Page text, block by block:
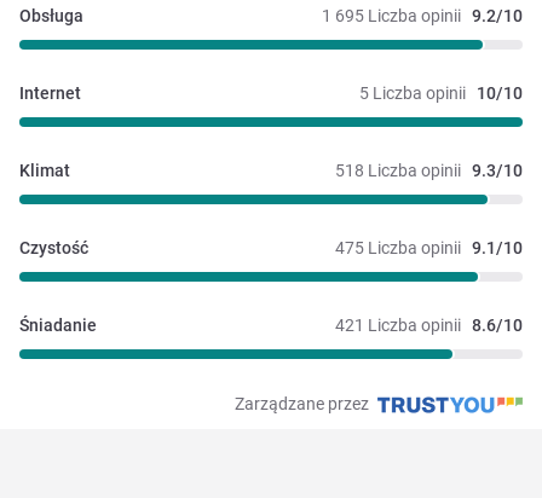
1 695 Liczba opinii 9.2/10
Obsługa
5 Liczba opinii 10/10
Internet
518 Liczba opinii 9.3/10
Klimat
475 Liczba opinii 9.1/10
Czystość
421 Liczba opinii 8.6/10
Śniadanie
Zarządzane przez